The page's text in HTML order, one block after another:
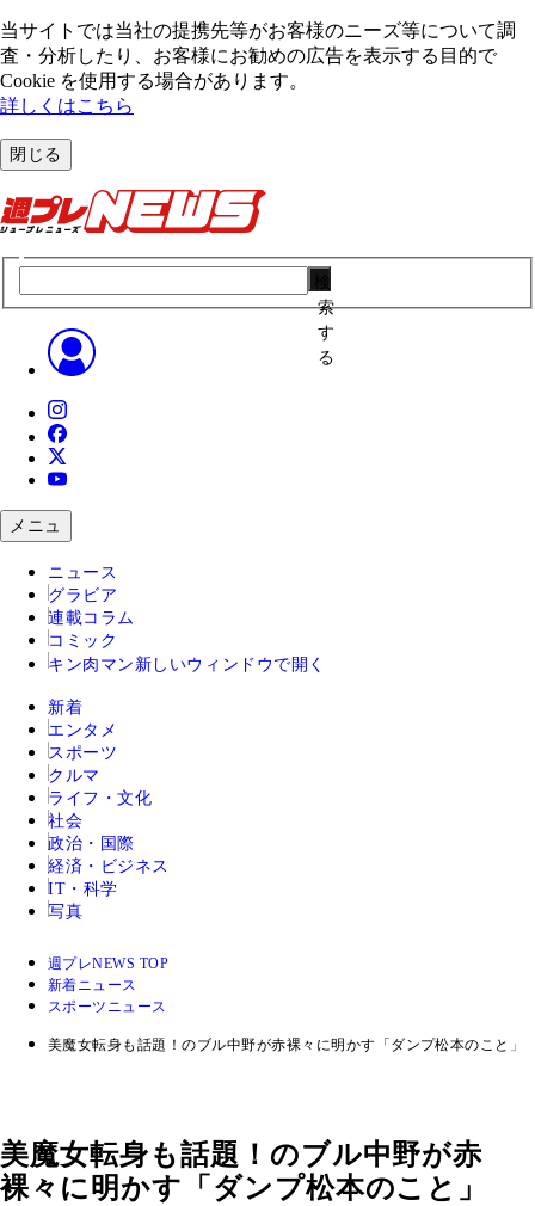
当サイトでは当社の提携先等がお客様のニーズ等について調
査・分析したり、お客様にお勧めの広告を表⽰する⽬的で
Cookie を使⽤する場合があります。
詳しくはこちら
閉じる
索
す
る
メニュ
ニュース
グラビア
連載コラム
コミック
キン肉マン 新しいウィンドウで開く
新着
エンタメ
スポーツ
クルマ
ライフ・文化
社会
政治・国際
経済・ビジネス
IT・科学
写真
週プレNEWS TOP
新着ニュース
スポーツニュース
美魔女転身も話題！のブル中野が赤裸々に明かす「ダンプ松本のこと」
美魔女転身も話題！のブル中野が赤
裸々に明かす「ダンプ松本のこと」